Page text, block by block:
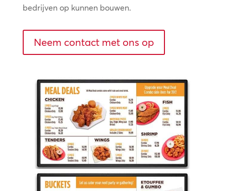
bedrijven op kunnen bouwen.
Neem contact met ons op